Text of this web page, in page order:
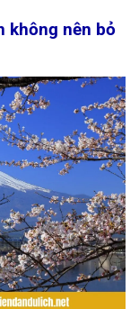
không nên bỏ